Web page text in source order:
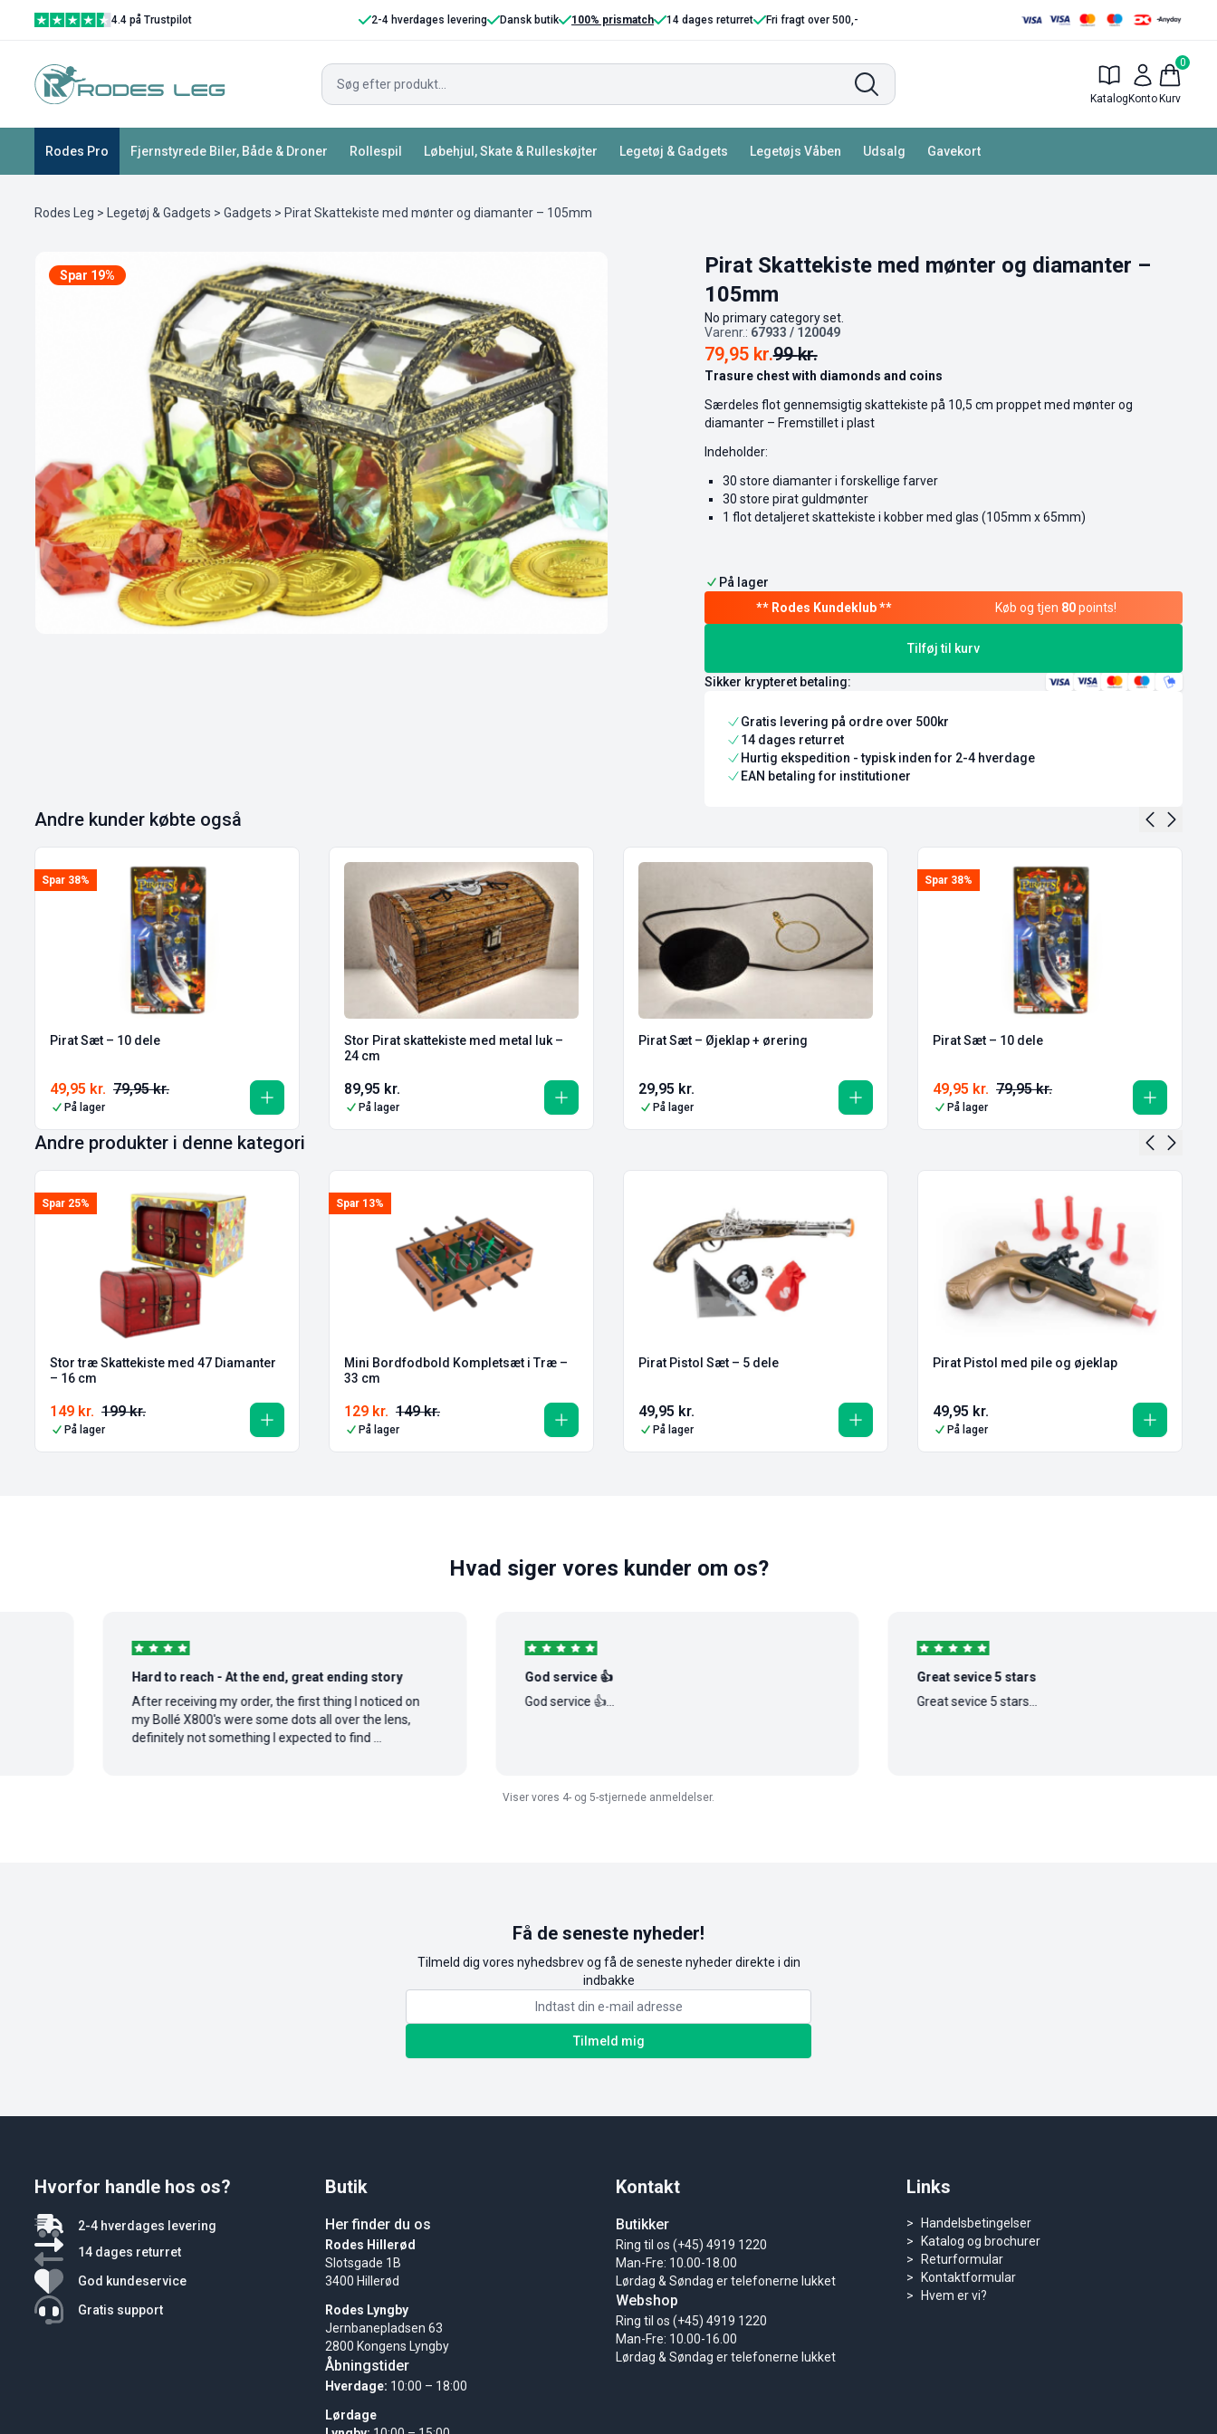
4.4 på Trustpilot 2-4 hverdages levering Dansk butik 100% prismatch 14 dages returret Fri fragt over 500,-
Katalog Konto
0
Kurv
Rodes Pro Fjernstyrede Biler, Både & Droner Rollespil Løbehjul, Skate & Rulleskøjter Legetøj & Gadgets Legetøjs Våben Udsalg Gavekort
Rodes Leg > Legetøj & Gadgets > Gadgets > Pirat Skattekiste med mønter og diamanter – 105mm
Spar 19%
Pirat Skattekiste med mønter og diamanter –
105mm
No primary category set.
Varenr.: 67933 / 120049
99kr.
79,95 kr.
Trasure chest with diamonds and coins
Særdeles flot gennemsigtig skattekiste på 10,5 cm proppet med mønter og
diamanter – Fremstillet i plast
Indeholder:
30 store diamanter i forskellige farver
30 store pirat guldmønter
1 flot detaljeret skattekiste i kobber med glas (105mm x 65mm)
På lager
Køb og tjen 80points!
Tilføj til kurv
Sikker krypteret betaling:
Gratis levering på ordre over 500kr
14 dages returret
Hurtig ekspedition - typisk inden for 2-4 hverdage
EAN betaling for institutioner
Andre kunder købte også
Spar 38%
Pirat Sæt – 10 dele
79,95kr.
49,95 kr.
På lager
Stor Pirat skattekiste med metal luk –
24 cm
89,95 kr.
På lager
Pirat Sæt – Øjeklap + ørering
29,95 kr.
På lager
Spar 38%
Pirat Sæt – 10 dele
79,95kr.
49,95 kr.
På lager
Andre produkter i denne kategori
Spar 25%
Stor træ Skattekiste med 47 Diamanter
– 16 cm
199kr.
149 kr.
På lager
Spar 13%
Mini Bordfodbold Kompletsæt i Træ –
33 cm
149kr.
129 kr.
På lager
Pirat Pistol Sæt – 5 dele
49,95 kr.
På lager
Pirat Pistol med pile og øjeklap
49,95 kr.
På lager
Hvad siger vores kunder om os?
Hard to reach - At the end, great ending story
After receiving my order, the first thing I noticed on
my Bollé X800's were some dots all over the lens,
definitely not something I expected to find ...
God service 👍
God service 👍...
Great sevice 5 stars
Great sevice 5 stars...
Viser vores 4- og 5-stjernede anmeldelser.
Få de seneste nyheder!
Tilmeld dig vores nyhedsbrev og få de seneste nyheder direkte i din
indbakke
Tilmeld mig
Butik
Her finder du os
Rodes Hillerød
Slotsgade 1B
3400 Hillerød
Rodes Lyngby
Jernbanepladsen 63
2800 Kongens Lyngby
Åbningstider
Hverdage: 10:00 – 18:00
Lørdage
Kontakt
Butikker
Ring til os (+45) 4919 1220
Man-Fre: 10.00-18.00
Lørdag & Søndag er telefonerne lukket
Webshop
Ring til os (+45) 4919 1220
Man-Fre: 10.00-16.00
Lørdag & Søndag er telefonerne lukket
Links
Handelsbetingelser
Katalog og brochurer
Returformular
Kontaktformular
Hvem er vi?
Hvorfor handle hos os?
2-4 hverdages levering
14 dages returret
God kundeservice
Gratis support